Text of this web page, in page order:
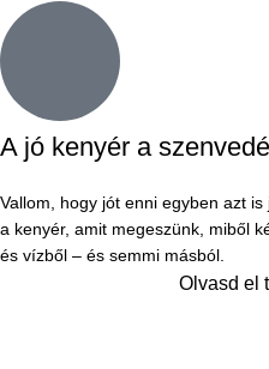
A jó kenyér a
Vallom, hogy jót enni egyben azt
a kenyér, amit megeszünk, miből
és vízből – és semmi másból.
Olvasd el